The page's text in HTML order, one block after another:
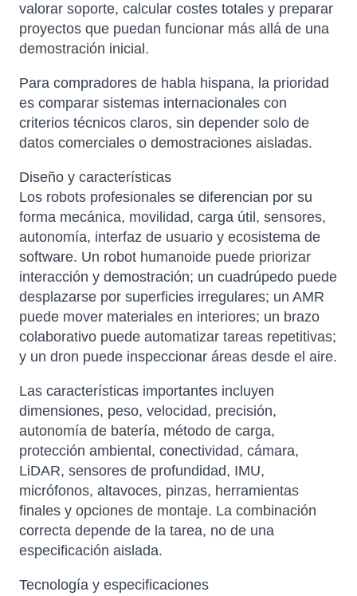
valorar soporte, calcular costes totales y preparar
proyectos que puedan funcionar más allá de una
demostración inicial.
Para compradores de habla hispana, la prioridad
es comparar sistemas internacionales con
criterios técnicos claros, sin depender solo de
datos comerciales o demostraciones aisladas.
Diseño y características
Los robots profesionales se diferencian por su
forma mecánica, movilidad, carga útil, sensores,
autonomía, interfaz de usuario y ecosistema de
software. Un robot humanoide puede priorizar
interacción y demostración; un cuadrúpedo puede
desplazarse por superficies irregulares; un AMR
puede mover materiales en interiores; un brazo
colaborativo puede automatizar tareas repetitivas;
y un dron puede inspeccionar áreas desde el aire.
Las características importantes incluyen
dimensiones, peso, velocidad, precisión,
autonomía de batería, método de carga,
protección ambiental, conectividad, cámara,
LiDAR, sensores de profundidad, IMU,
micrófonos, altavoces, pinzas, herramientas
finales y opciones de montaje. La combinación
correcta depende de la tarea, no de una
especificación aislada.
Tecnología y especificaciones